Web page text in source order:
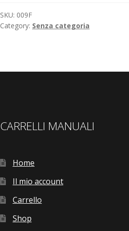
SKU: 009F
Category: Senza categoria
CARRELLI MANUALI
Home
Il mio account
Carrello
Shop